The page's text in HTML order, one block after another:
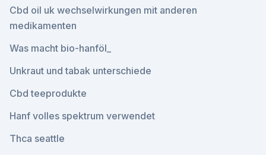
Cbd oil uk wechselwirkungen mit anderen
medikamenten
Was macht bio-hanföl_
Unkraut und tabak unterschiede
Cbd teeprodukte
Hanf volles spektrum verwendet
Thca seattle